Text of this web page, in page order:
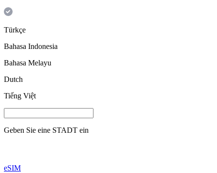
Türkçe
Bahasa Indonesia
Bahasa Melayu
Dutch
Tiếng Việt
Geben Sie eine STADT ein
eSIM